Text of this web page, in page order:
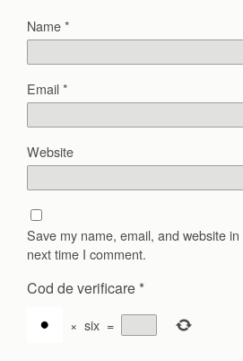
Name*
Email*
Website
Save my name, email, and website
next time I comment.
Cod de verificare *
× six =